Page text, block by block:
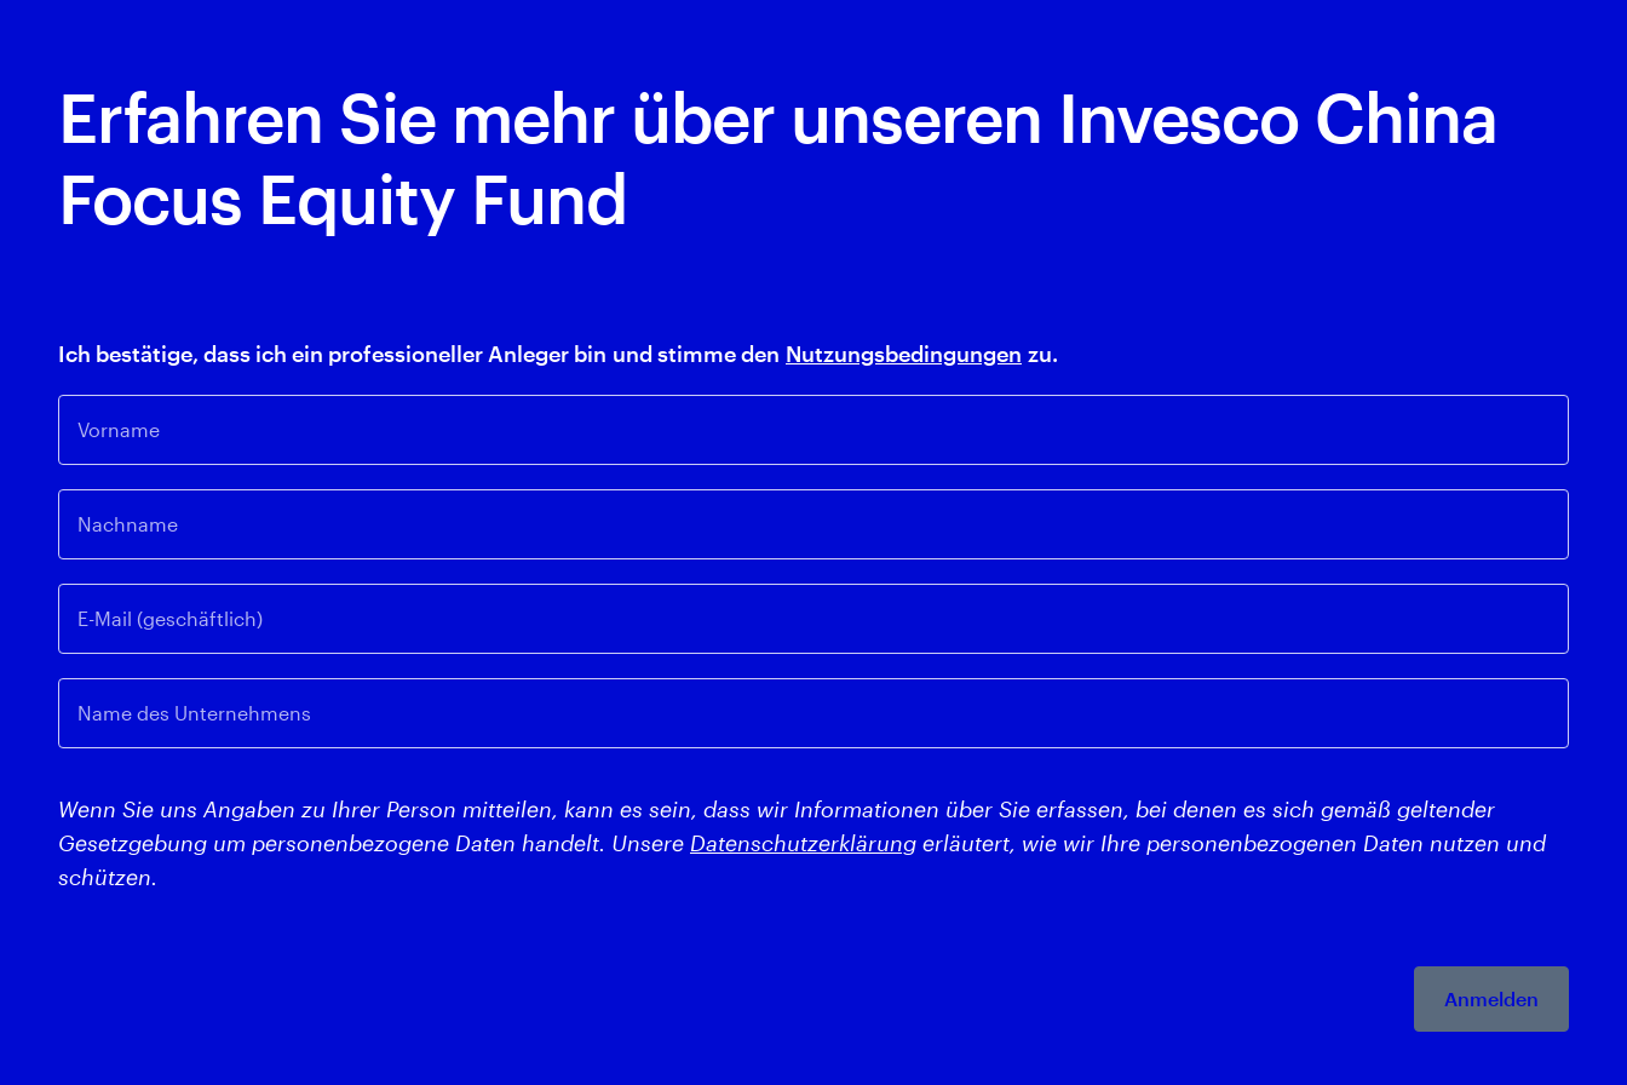
Erfahren Sie mehr über unseren Invesco China
Focus Equity Fund
Ich bestätige, dass ich ein professioneller Anleger bin und stimme den Nutzungsbedingungen zu.
Vorname
Nachname
E-Mail (geschäftlich)
Name des Unternehmens
Wenn Sie uns Angaben zu Ihrer Person mitteilen, kann es sein, dass wir Informationen über Sie erfassen, bei denen es sich gemäß geltender
Gesetzgebung um personenbezogene Daten handelt. Unsere Datenschutzerklärung erläutert, wie wir Ihre personenbezogenen Daten nutzen und
schützen.
Anmelden